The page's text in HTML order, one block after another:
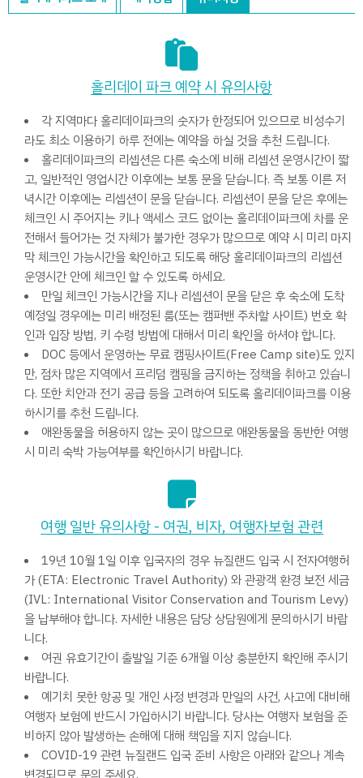
홀리데이 파크 예약 시 유의사항
각 지역마다 홀리데이파크의 숫자가 한정되어 있으므로 비성수기
라도 최소 이용하기 하루 전에는 예약을 하실 것을 추천 드립니다.
홀리데이파크의 리셉션은 다른 숙소에 비해 리셉션 운영시간이 짧
고, 일반적인 영업시간 이후에는 보통 문을 닫습니다. 즉 보통 이른 저
녁시간 이후에는 리셉션이 문을 닫습니다. 리셉션이 문을 닫은 후에는
체크인 시 주어지는 키나 액세스 코드 없이는 홀리데이파크에 차를 운
전해서 들어가는 것 자체가 불가한 경우가 많으므로 예약 시 미리 마지
막 체크인 가능시간을 확인하고 되도록 해당 홀리데이파크의 리셉션
운영시간 안에 체크인 할 수 있도록 하세요.
만일 체크인 가능시간을 지나 리셉션이 문을 닫은 후 숙소에 도착
예정일 경우에는 미리 배정된 룸(또는 캠퍼밴 주차할 사이트) 번호 확
인과 입장 방법, 키 수령 방법에 대해서 미리 확인을 하셔야 합니다.
DOC 등에서 운영하는 무료 캠핑사이트(Free Camp site)도 있지
만, 점차 많은 지역에서 프리덤 캠핑을 금지하는 정책을 취하고 있습니
다. 또한 치안과 전기 공급 등을 고려하여 되도록 홀리데이파크를 이용
하시기를 추천 드립니다.
애완동물을 허용하지 않는 곳이 많으므로 애완동물을 동반한 여행
시 미리 숙박 가능여부를 확인하시기 바랍니다.
여행 일반 유의사항 - 여권, 비자, 여행자보험 관련
19년 10월 1일 이후 입국자의 경우 뉴질랜드 입국 시 전자여행허
가 (ETA: Electronic Travel Authority) 와 관광객 환경 보전 세금
(IVL: International Visitor Conservation and Tourism Levy)
을 납부해야 합니다. 자세한 내용은 담당 상담원에게 문의하시기 바랍
니다.
여권 유효기간이 출발일 기준 6개월 이상 충분한지 확인해 주시기
바랍니다.
예기치 못한 항공 및 개인 사정 변경과 만일의 사건, 사고에 대비해
여행자 보험에 반드시 가입하시기 바랍니다. 당사는 여행자 보험을 준
비하지 않아 발생하는 손해에 대해 책임을 지지 않습니다.
COVID-19 관련 뉴질랜드 입국 준비 사항은 아래와 같으나 계속